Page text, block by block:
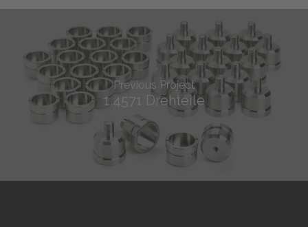
Previous Project
1.4571 Drehteile